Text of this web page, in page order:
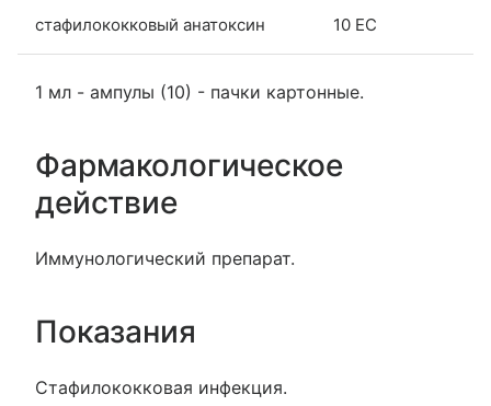
стафилококковый анатоксин 10 ЕС
1 мл - ампулы (10) - пачки картонные.
Фармакологическое
действие
Иммунологический препарат.
Показания
Стафилококковая инфекция.